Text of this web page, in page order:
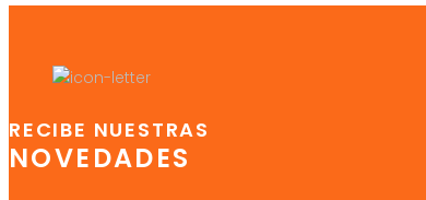
RECIBE NUESTRAS
NOVEDADES